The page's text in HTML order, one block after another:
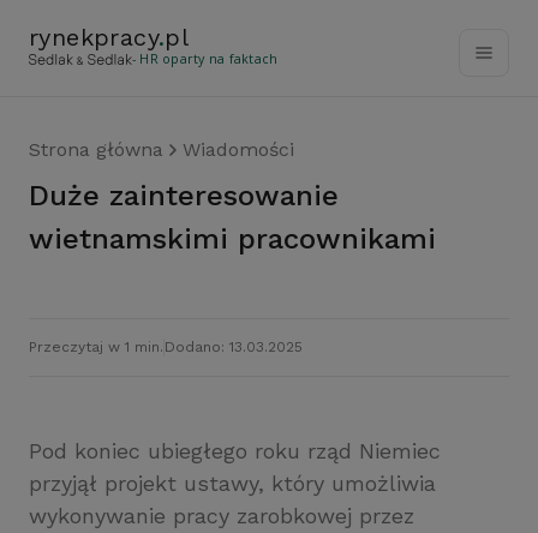
rynekpracy.pl
- HR oparty na faktach
Strona główna Wiadomości
Duże zainteresowanie
wietnamskimi pracownikami
Przeczytaj w 1 min. Dodano: 13.03.2025
Pod koniec ubiegłego roku rząd Niemiec
przyjął projekt ustawy, który umożliwia
wykonywanie pracy zarobkowej przez